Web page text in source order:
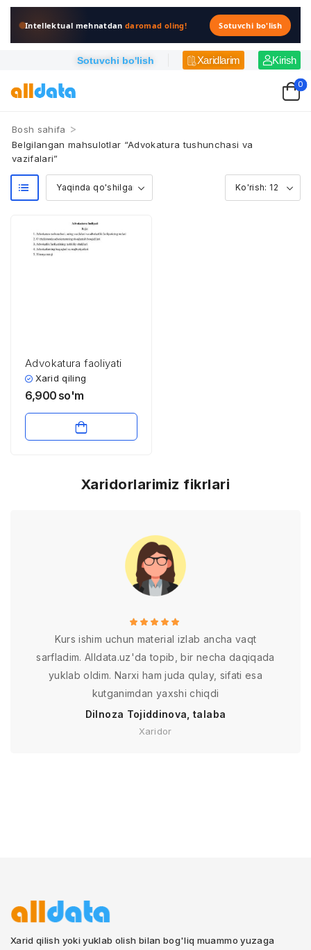
Intellektual mehnatdandaromad oling! Sotuvchi bo'lish
Sotuvchi bo'lish Xaridlarim Kirish
0
Bosh sahifa >
Belgilangan mahsulotlar “Advokatura tushunchasi va
vazifalari”
Advokatura faoliyati
Xarid qiling
6,900 so'm
Xaridorlarimiz fikrlari
Kurs ishim uchun material izlab ancha vaqt
sarfladim. Alldata.uz'da topib, bir necha daqiqada
yuklab oldim. Narxi ham juda qulay, sifati esa
kutganimdan yaxshi chiqdi
Dilnoza Tojiddinova, talaba
Xaridor
Xarid qilish yoki yuklab olish bilan bog'liq muammo yuzaga